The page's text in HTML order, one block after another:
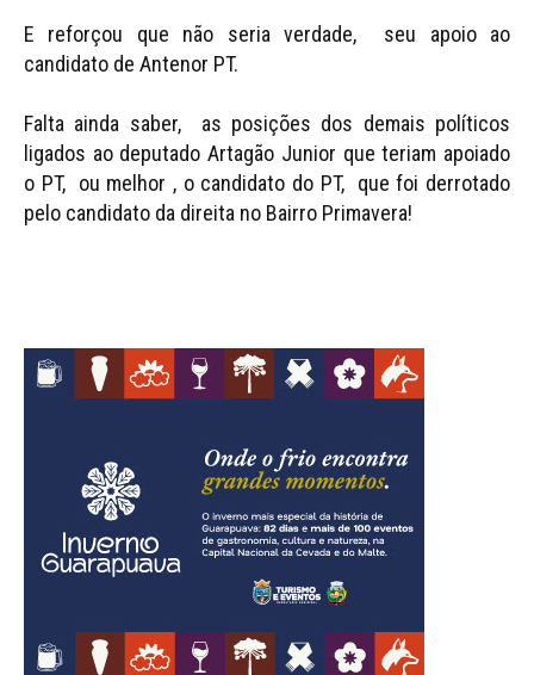
E reforçou que não seria verdade,
seu apoio ao
candidato de Antenor PT.
Falta ainda saber,
as posições dos demais políticos
ligados ao deputado Artagão Junior que teriam apoiado
o PT, ou melhor , o candidato do PT, que foi derrotado
pelo candidato da direita no Bairro Primavera!